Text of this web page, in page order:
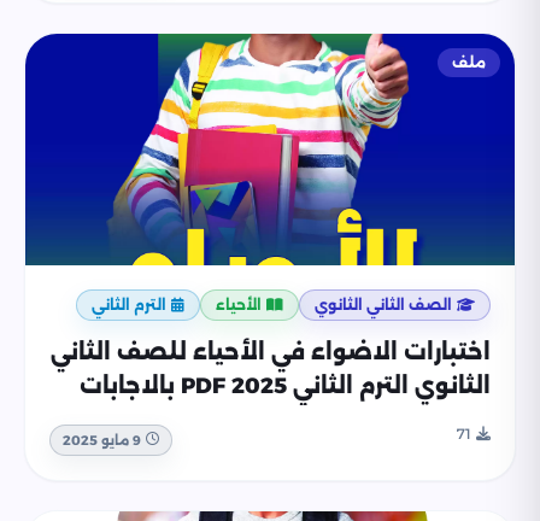
ملف
الصف الثاني الثانوي الأحياء الترم الثاني
اختبارات الاضواء في الأحياء للصف الثاني
الثانوي الترم الثاني 2025 PDF بالاجابات
71 9 مايو 2025